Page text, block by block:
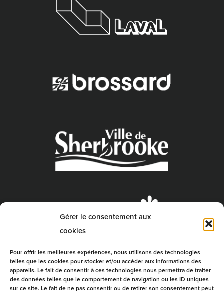
Gérer le consentement aux
cookies
Pour offrir les meilleures expériences, nous utilisons des technologies
telles que les cookies pour stocker et/ou accéder aux informations des
appareils. Le fait de consentir à ces technologies nous permettra de traiter
des données telles que le comportement de navigation ou les ID uniques
sur ce site. Le fait de ne pas consentir ou de retirer son consentement peut